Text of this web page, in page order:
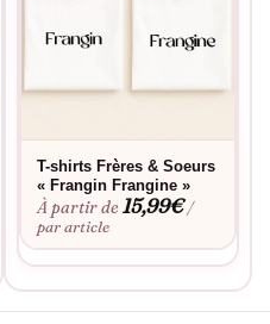
T-shirts Frères & Soeurs
« Frangin Frangine »
À partir de15,99€ /
par article